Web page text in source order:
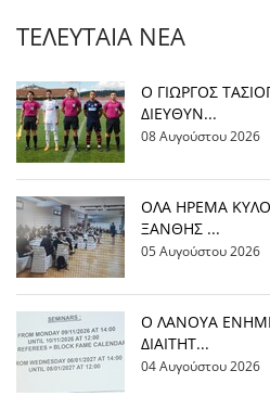
ΤΕΛΕΥΤΑΊΑ ΝΈΑ
Ο ΓΙΩΡΓΟΣ
ΔΙΕΥΘΥΝ...
08 Αυγούστου 2026
OΛΑ ΗΡΕΜΑ
ΞΑΝΘΗΣ ...
05 Αυγούστου 2026
Ο ΛΑΝΟΥΑ
ΔΙΑΙΤΗΤ...
04 Αυγούστου 2026